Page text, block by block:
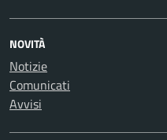
NOVITÀ
Notizie
Comunicati
Avvisi